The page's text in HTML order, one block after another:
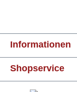
Informationen
Shopservice